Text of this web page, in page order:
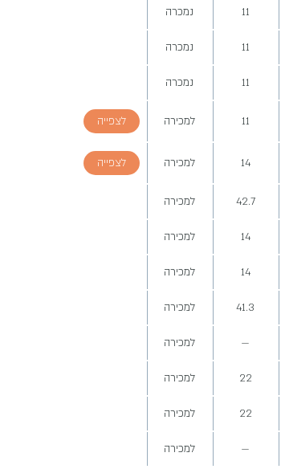
11 נמכרה
11 נמכרה
11 נמכרה
11 למכירה לצפייה
14 למכירה לצפייה
42.7 למכירה
14 למכירה
14 למכירה
41.3 למכירה
— למכירה
22 למכירה
22 למכירה
— למכירה